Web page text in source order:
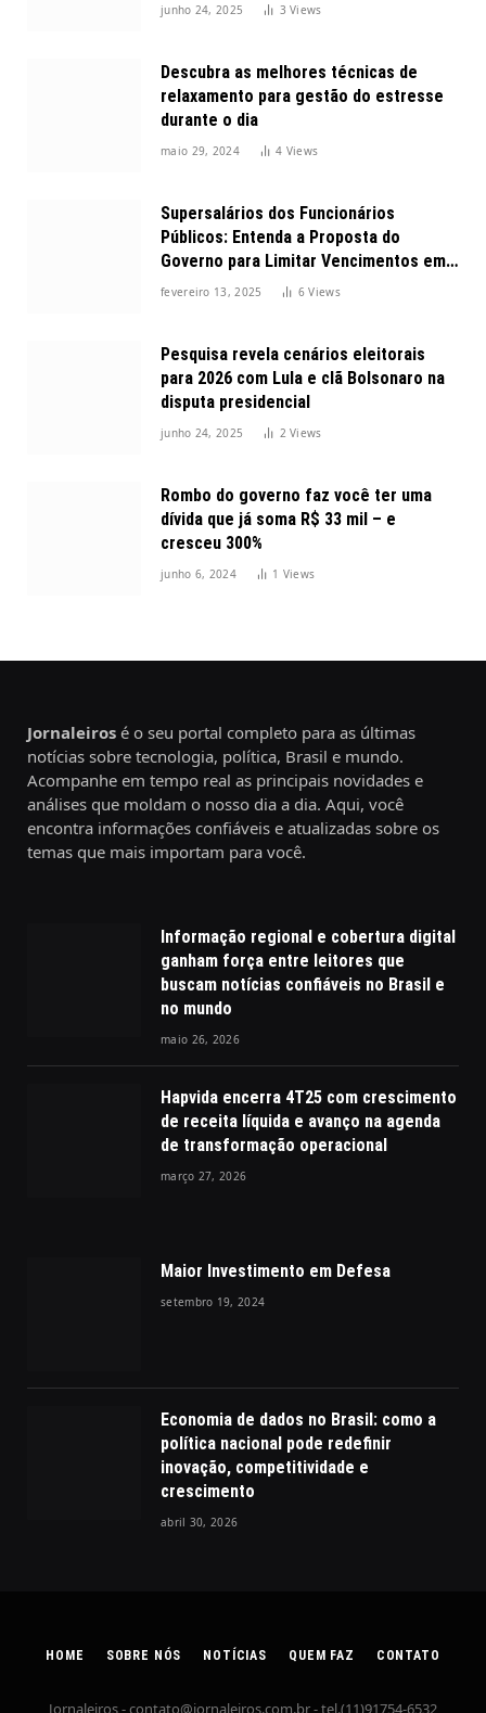
junho 24, 2025 3Views
Descubra as melhores técnicas de
relaxamento para gestão do estresse
durante o dia
maio 29, 2024 4 Views
Supersalários dos Funcionários
Públicos: Entenda a Proposta do
Governo para Limitar Vencimentos em
2025
fevereiro 13, 2025 6Views
Pesquisa revela cenários eleitorais
para 2026 com Lula e clã Bolsonaro na
disputa presidencial
junho 24, 2025 2Views
Rombo do governo faz você ter uma
dívida que já soma R$ 33 mil – e
cresceu 300%
junho 6, 2024 1 Views
Jornaleiros é o seu portal completo para as últimas
notícias sobre tecnologia, política, Brasil e mundo.
Acompanhe em tempo real as principais novidades e
análises que moldam o nosso dia a dia. Aqui, você
encontra informações confiáveis e atualizadas sobre os
temas que mais importam para você.
Informação regional e cobertura digital
ganham força entre leitores que
buscam notícias confiáveis no Brasil e
no mundo
maio 26, 2026
Hapvida encerra 4T25 com crescimento
de receita líquida e avanço na agenda
de transformação operacional
março 27, 2026
Maior Investimento em Defesa
setembro 19, 2024
Economia de dados no Brasil: como a
política nacional pode redefinir
inovação, competitividade e
crescimento
abril 30, 2026
HOME SOBRE NÓS NOTÍCIAS QUEM FAZ CONTATO
Jornaleiros -contato@jornaleiros.com.br- tel.(11)91754-6532